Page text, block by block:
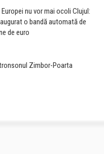
nu vor mai ocoli Clujul:
o bandă automată de
de euro
Zimbor-Poarta